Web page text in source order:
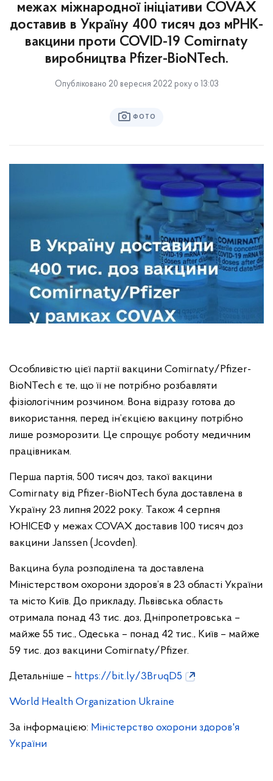
межах міжнародної ініціативи COVAX
доставив в Україну 400 тисяч доз мРНК-
вакцини проти COVID-19 Comirnaty
виробництва Pfizer-BioNTech.
Опубліковано 20 вересня 2022 року о 13:03
ФОТО
Особливістю цієї партії вакцини Comirnaty/Pfizer-
BioNTech є те, що її не потрібно розбавляти
фізіологічним розчином. Вона відразу готова до
використання, перед ін’єкцією вакцину потрібно
лише розморозити. Це спрощує роботу медичним
працівникам.
Перша партія, 500 тисяч доз, такої вакцини
Comirnaty від Pfizer-BioNTech була доставлена в
Україну 23 липня 2022 року. Також 4 серпня
ЮНІСЕФ у межах COVAX доставив 100 тисяч доз
вакцини Janssen (Jcovden).
Вакцина була розподілена та доставлена
Міністерством охорони здоров’я в 23 області України
та місто Київ. До прикладу, Львівська область
отримала понад 43 тис. доз, Дніпропетровська –
майже 55 тис., Одеська – понад 42 тис., Київ – майже
59 тис. доз вакцини Comirnaty/Pfizer.
Детальніше – https://bit.ly/3BruqD5
World Health Organization Ukraine
За інформацією: Міністерство охорони здоров'я
України